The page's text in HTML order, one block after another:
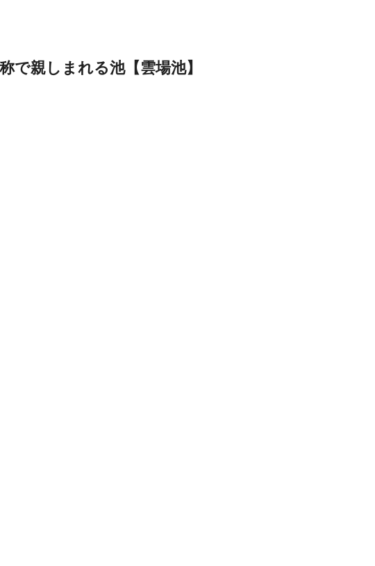
で親しまれる池【雲場池】